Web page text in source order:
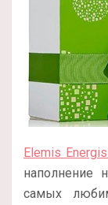
Elemis
наполнение
самых